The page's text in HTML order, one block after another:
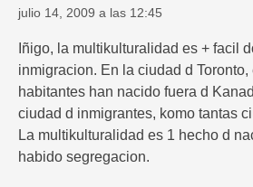
julio 14, 2009 a las 12:45
Iñigo, la multikulturalidad es + facil
inmigracion. En la ciudad d Toronto,
habitantes han nacido fuera d
ciudad d inmigrantes, komo tantas
La multikulturalidad es 1 hecho d
habido segregacion.